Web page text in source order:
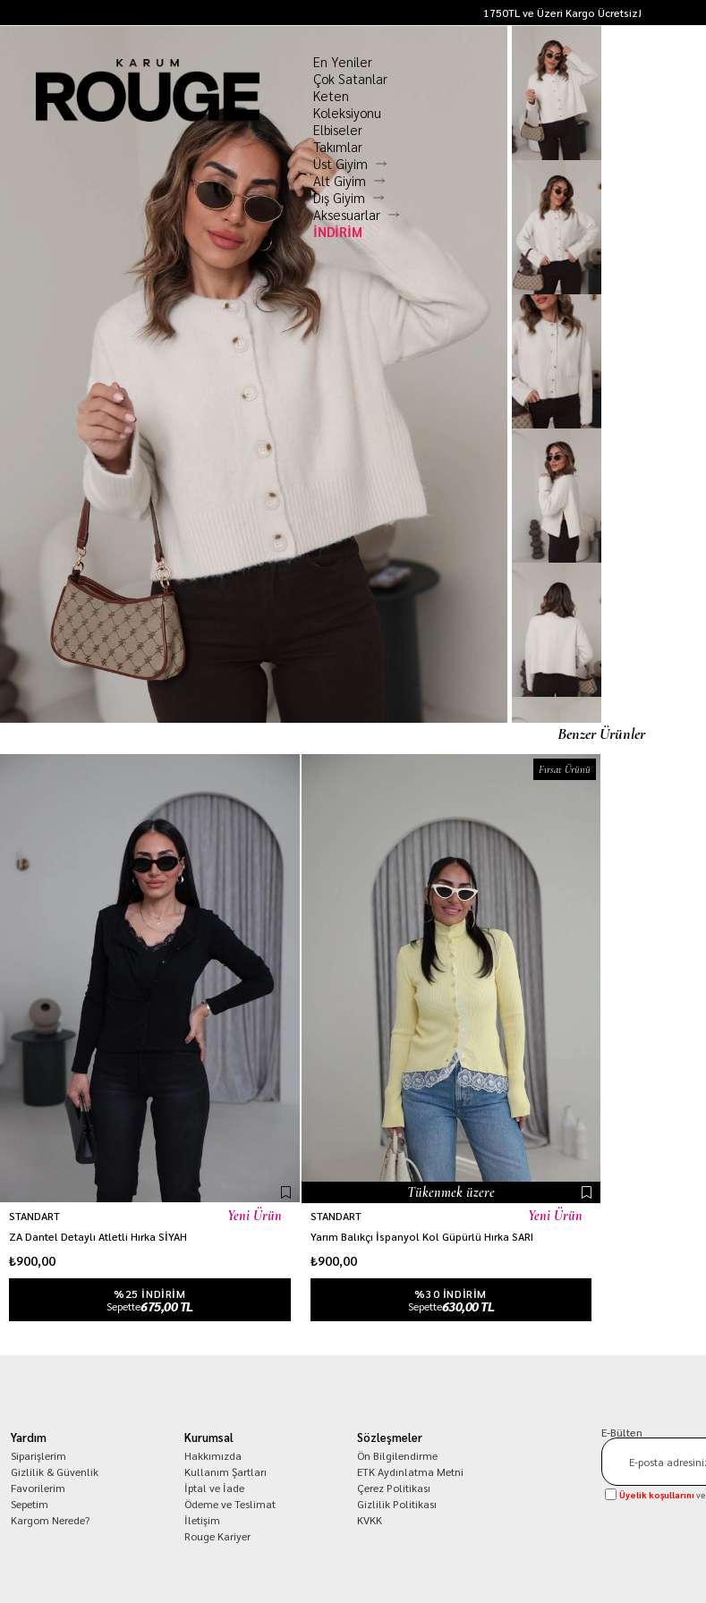
1750TL ve Üzeri Kargo Ücretsiz!
En Yeniler
Çok Satanlar
Keten
Koleksiyonu
Elbiseler
Takımlar
Üst Giyim
Alt Giyim
Dış Giyim
Aksesuarlar
İNDİRİM
Benzer Ürünler
STANDART
ZA Dantel Detaylı Atletli Hırka SİYAH
₺900,00
%25 INDIRIM
Sepette675,00 TL
Yeni Ürün
Tükenmek üzere
Fırsat Ürünü
STANDART
Yarım Balıkçı İspanyol Kol Güpürlü Hırka SARI
₺900,00
%30 INDIRIM
Sepette630,00 TL
Yeni Ürün
Yardım
Siparişlerim
Gizlilik & Güvenlik
Favorilerim
Sepetim
Kargom Nerede?
Kurumsal
Hakkımızda
Kullanım Şartları
İptal ve İade
Ödeme ve Teslimat
İletişim
Rouge Kariyer
Sözleşmeler
Ön Bilgilendirme
ETK Aydınlatma Metni
Çerez Politikası
Gizlilik Politikası
KVKK
E-Bülten
Üyelik koşullarını ve